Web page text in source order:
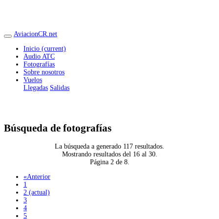
AviacionCR.net
Inicio (current)
Audio ATC
Fotografías
Sobre nosotros
Vuelos
Llegadas Salidas
Búsqueda de fotografías
La búsqueda a generado 117 resultados.
Mostrando resultados del 16 al 30.
Página 2 de 8.
«Anterior
1
2 (actual)
3
4
5